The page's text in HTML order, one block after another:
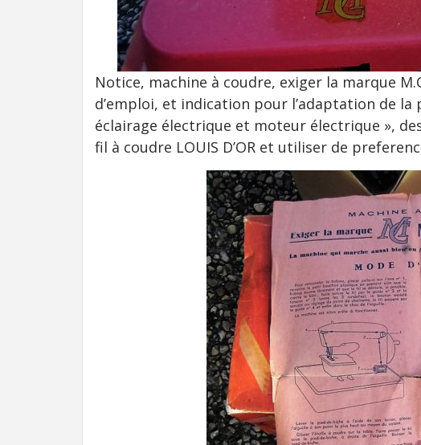
Notice, machine à coudre, exiger la marque
d’emploi, et indication pour l’adaptation de
éclairage électrique et moteur électrique »,
fil à coudre LOUIS D’OR et utiliser de